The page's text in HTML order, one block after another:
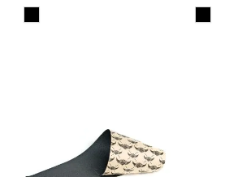
Colour
Black Colour
Black